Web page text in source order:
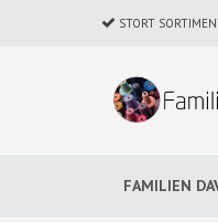
STORT
FAMILIEN